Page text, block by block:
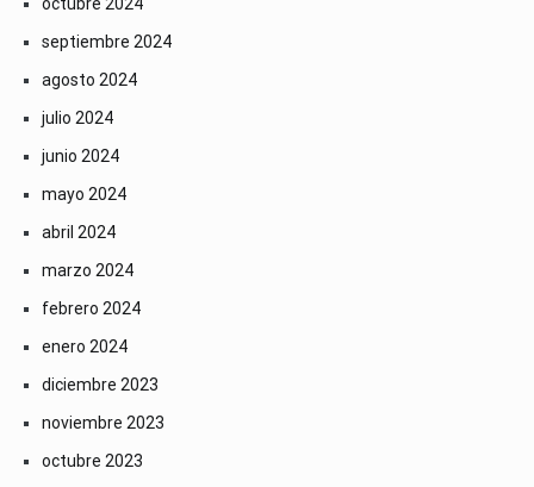
septiembre 2024
agosto 2024
julio 2024
junio 2024
mayo 2024
abril 2024
marzo 2024
febrero 2024
enero 2024
diciembre 2023
noviembre 2023
octubre 2023